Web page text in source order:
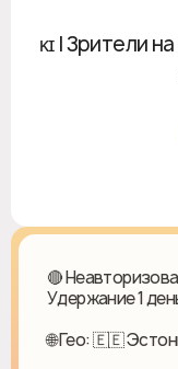
ᴋɪ | Зрители
🔴
Удержание 1
🌐 Гео: 🇪🇪